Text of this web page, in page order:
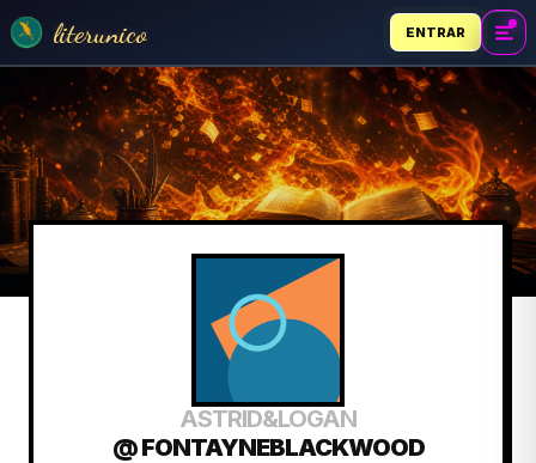
literunico ENTRAR
ASTRID&LOGAN
@ FONTAYNEBLACKWOOD